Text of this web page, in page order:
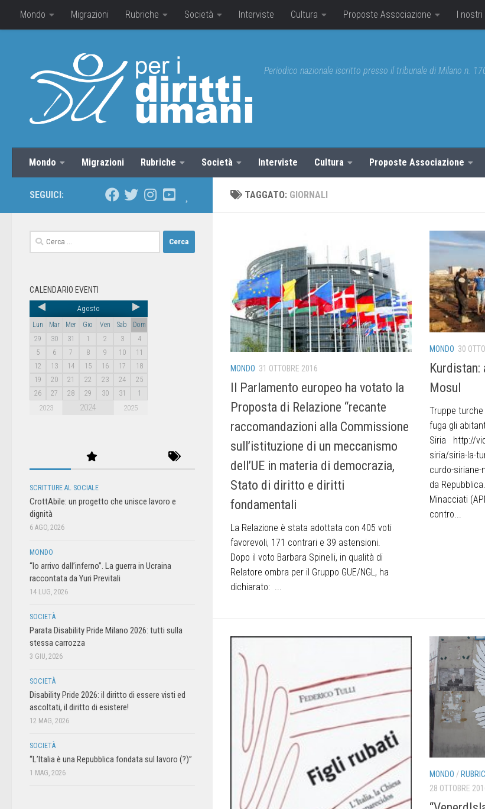
Mondo Migrazioni Rubriche Società Interviste Cultura Proposte Associazione I nostri
Periodico nazionale iscritto presso il tribunale di Milano n.
Mondo Migrazioni Rubriche Società Interviste Cultura Proposte Associazione
TAGGATO: GIORNALI
MONDO 31 OTTOBRE 2016
Il Parlamento europeo ha votato la
Proposta di Relazione “recante
raccomandazioni alla Commissione
sull’istituzione di un meccanismo
dell’UE in materia di democrazia,
Stato di diritto e diritti
fondamentali
La Relazione è stata adottata con 405 voti
favorevoli, 171 contrari e 39 astensioni.
Dopo il voto Barbara Spinelli, in qualità di
Relatore ombra per il Gruppo GUE/NGL, ha
dichiarato: ...
MONDO 30
Kurdistan:
Mosul
Truppe
fuga gli
Siria http://
siria/siria-la-
curdo-
da
Minacciati
contro...
MONDO /
28 OTTOBRE
SEGUICI:
CALENDARIO EVENTI
Agosto
Lun Mar Mer Gio Ven Sab
Dom
29
30 31 1 2 3
4
5
6 7 8 9 10
11
12
13 14 15 16 17
18
19
20 21 22 23 24
25
26
27 28 29 30 31 1
2023 2024 2025
SCRITTURE AL SOCIALE
CrottAbile: un progetto che unisce lavoro e
dignità
6 AGO, 2026
MONDO
“Io arrivo dall’inferno”. La guerra in Ucraina
raccontata da Yuri Previtali
14 LUG, 2026
SOCIETÀ
Parata Disability Pride Milano 2026: tutti sulla
stessa carrozza
3 GIU, 2026
SOCIETÀ
Disability Pride 2026: il diritto di essere visti ed
ascoltati, il diritto di esistere!
12 MAG, 2026
SOCIETÀ
“L’Italia è una Repubblica fondata sul lavoro (?)”
1 MAG, 2026